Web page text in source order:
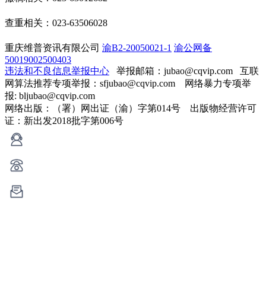
查重相关：023-63506028
重庆维普资讯有限公司 渝B2-20050021-1 渝公网备
50019002500403
违法和不良信息举报中心 举报邮箱：jubao@cqvip.com 互联
网算法推荐专项举报：sfjubao@cqvip.com 网络暴力专项举
报: bljubao@cqvip.com
网络出版：（署）网出证（渝）字第014号 出版物经营许可
证：新出发2018批字第006号